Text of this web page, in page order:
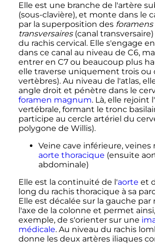
Elle est une branche de l'artère
(sous-clavière), et monte dans le
par la superposition des foramens
transversaires(canal
du rachis cervical. Elle s'engage
dans ce canal au niveau de C6,
entrer en C7 ou beaucoup plus
elle traverse uniquement trois ou
vertèbres). Au niveau de l'atlas,
angle droit et pénètre dans le
foramen magnum. Là, elle rejoint
vertébrale, formant le tronc
participe au cercle artériel du
polygone de Willis).
Veine cave inférieure, veines
aorte thoracique (ensuite
abdominale)
Elle est la continuité de l'aorte et
long du rachis thoracique à sa
Elle est décalée sur la gauche par
l'axe de la colonne et permet
exemple, de s'orienter sur une
médicale. Au niveau du rachis
donne les deux artères iliaques